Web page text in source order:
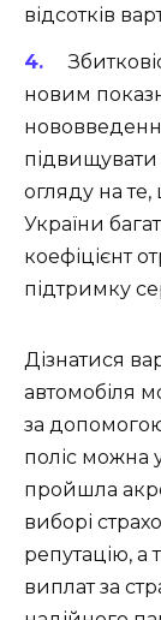
відсотків
новим
підвищувати
огляду на
України
коефіцієнт
підтримку
Дізнатися
автомобіля
за
поліс можна
пройшла
виборі
репутацію, а
виплат за